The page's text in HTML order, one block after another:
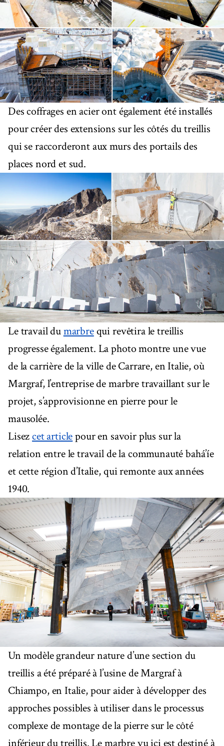
Des coffrages en acier ont également été installés
pour créer des extensions sur les côtés du treillis
qui se raccorderont aux murs des portails des
places nord et sud.
Le travail dumarbrequi revêtira le treillis
progresse également. La photo montre une vue
de la carrière de la ville de Carrare, en Italie, où
Margraf, l’entreprise de marbre travaillant sur le
projet, s’approvisionne en pierre pour le
mausolée.
Lisezcet articlepour en savoir plus sur la
relation entre le travail de la communauté bahá’íe
et cette région d’Italie, qui remonte aux années
1940.
Un modèle grandeur nature d’une section du
treillis a été préparé à l’usine de Margraf à
Chiampo, en Italie, pour aider à développer des
approches possibles à utiliser dans le processus
complexe de montage de la pierre sur le côté